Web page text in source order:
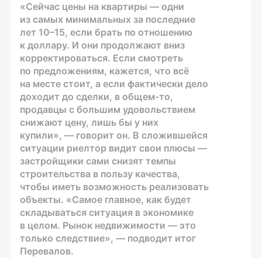
«Сейчас цены на квартиры — одни
из самых минимальных за последние
лет 10–15, если брать по отношению
к доллару. И они продолжают вниз
корректироваться. Если смотреть
по предложениям, кажется, что всё
на месте стоит, а если фактически дело
доходит до сделки, в общем-то,
продавцы с большим удовольствием
снижают цену, лишь бы у них
купили», — говорит он. В сложившейся
ситуации риелтор видит свои плюсы —
застройщики сами снизят темпы
строительства в пользу качества,
чтобы иметь возможность реализовать
объекты. «Самое главное, как будет
складываться ситуация в экономике
в целом. Рынок недвижимости — это
только следствие», — подводит итог
Перевалов.